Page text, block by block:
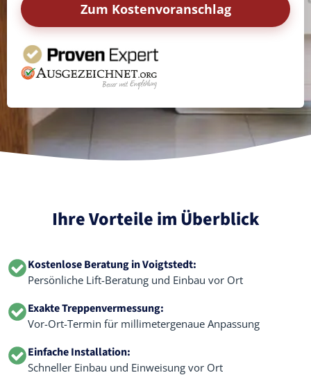
Zum Kostenvoranschlag
Ihre Vorteile im Überblick
Kostenlose Beratung in Voigtstedt:
Persönliche Lift-Beratung und Einbau vor Ort
Exakte Treppenvermessung:
Vor-Ort-Termin für millimetergenaue Anpassung
Einfache Installation:
Schneller Einbau und Einweisung vor Ort